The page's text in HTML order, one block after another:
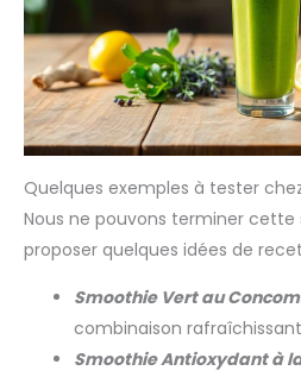
Quelques exemples à tester
Nous ne pouvons terminer cette
proposer quelques idées de
Smoothie Vert au
combinaison
Smoothie Antioxydant à